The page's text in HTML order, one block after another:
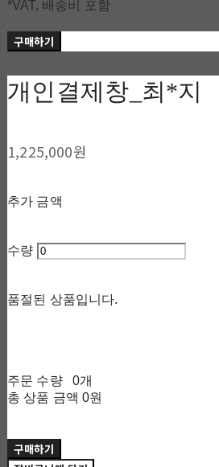
*VAT, 배송비 포함
구매하기
개인결제창_최*지
1,225,000원
추가 금액
수량
품절된 상품입니다.
주문 수량
0개
총 상품 금액 0원
구매하기